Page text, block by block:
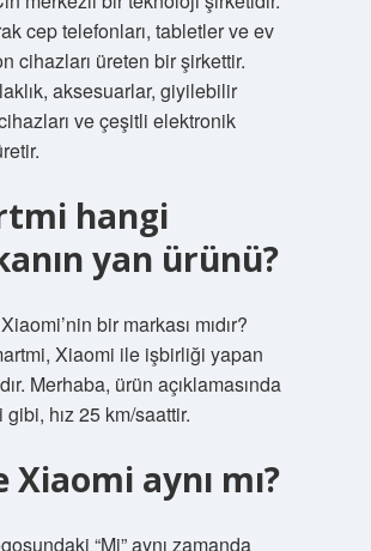
cep telefonları, tabletler ve ev
cihazları üreten bir şirkettir.
aksesuarlar, giyilebilir
ve çeşitli elektronik
hangi
yan ürünü?
bir markası mıdır?
Xiaomi ile işbirliği yapan
Merhaba, ürün açıklamasında
hız 25 km/saattir.
Xiaomi aynı mı?
“Mi” aynı zamanda